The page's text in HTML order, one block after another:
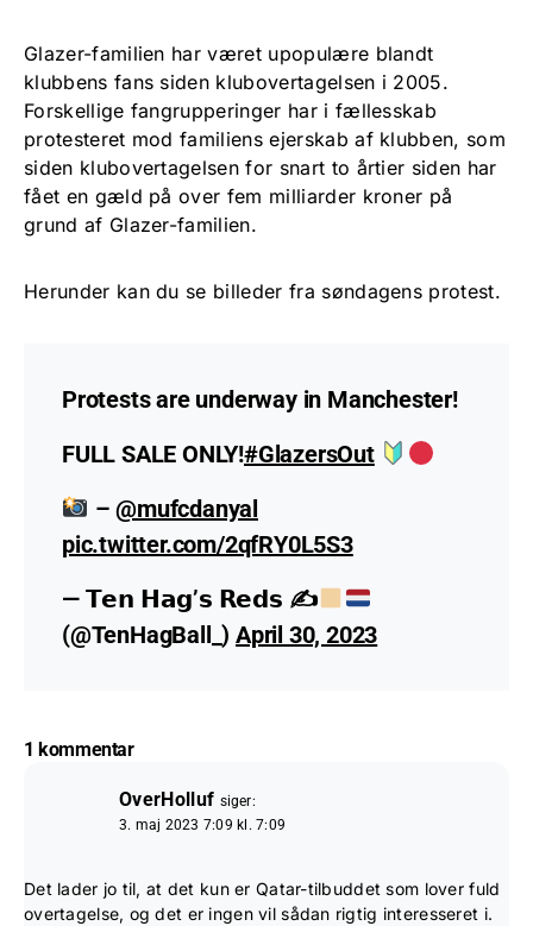
Glazer-familien har været upopulære blandt
klubbens fans siden klubovertagelsen i 2005.
Forskellige fangrupperinger har i fællesskab
protesteret mod familiens ejerskab af klubben, som
siden klubovertagelsen for snart to årtier siden har
fået en gæld på over fem milliarder kroner på
grund af Glazer-familien.
Herunder kan du se billeder fra søndagens protest.
Protests are underway in Manchester!
FULL SALE ONLY!#GlazersOut
–@mufcdanyal
pic.twitter.com/2qfRY0L5S3
— 𝗧𝗲𝗻 𝗛𝗮𝗴’𝘀 𝗥𝗲𝗱𝘀 ✍
(@TenHagBall_)April 30, 2023
1 kommentar
OverHolluf siger:
3. maj 2023 7:09 kl. 7:09
Det lader jo til, at det kun er Qatar-tilbuddet som lover fuld
overtagelse, og det er ingen vil sådan rigtig interesseret i.